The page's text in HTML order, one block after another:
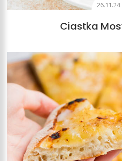
26.11.24
Ciastka